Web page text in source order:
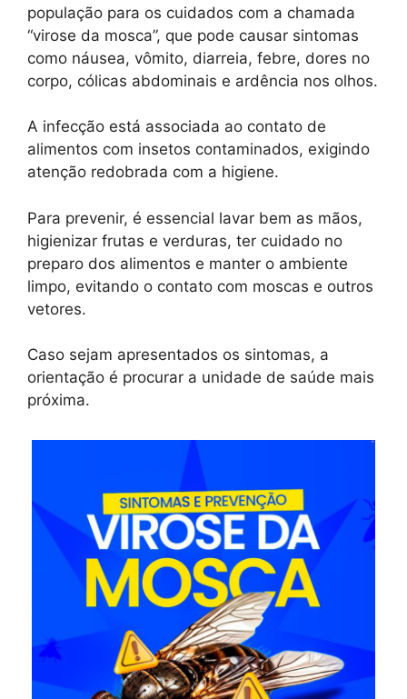
população para os cuidados com a chamada
“virose da mosca”, que pode causar sintomas
como náusea, vômito, diarreia, febre, dores no
corpo, cólicas abdominais e ardência nos olhos.
A infecção está associada ao contato de
alimentos com insetos contaminados, exigindo
atenção redobrada com a higiene.
Para prevenir, é essencial lavar bem as mãos,
higienizar frutas e verduras, ter cuidado no
preparo dos alimentos e manter o ambiente
limpo, evitando o contato com moscas e outros
vetores.
Caso sejam apresentados os sintomas, a
orientação é procurar a unidade de saúde mais
próxima.